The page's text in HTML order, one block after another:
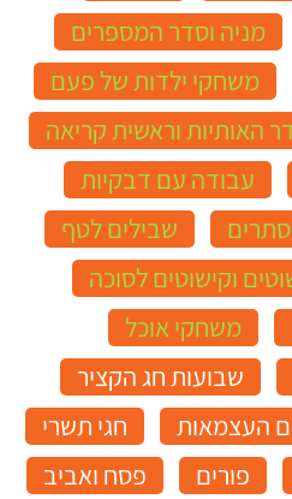
מניה וסדר המספרים
משחקי ילדות של פעם
האותיות וראשית קריאה
עבודה עם דבקיות
סתרים
שבילים לטף
וקישוטים לסוכה
משחקי אוכל
שבועות חג הקציר
העצמאות
חגי תשרי
פורים
פסח ואביב